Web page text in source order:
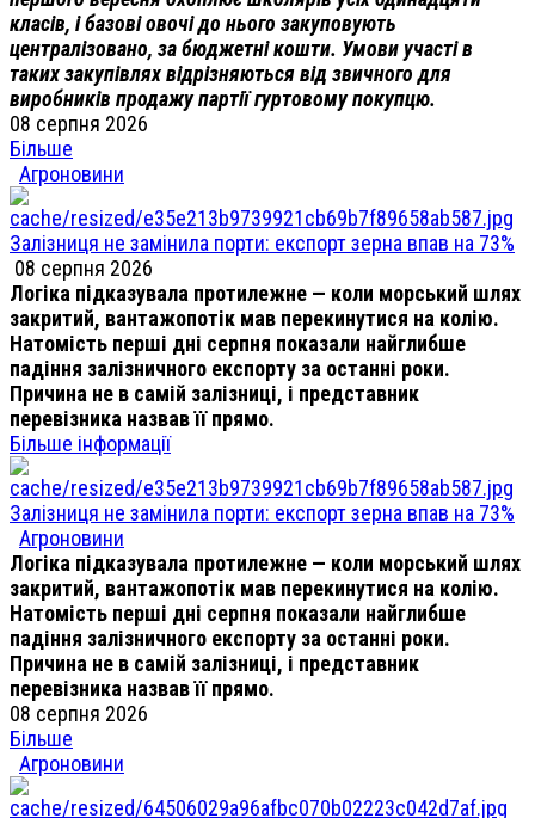
класів, і базові овочі до нього закуповують
централізовано, за бюджетні кошти. Умови участі в
таких закупівлях відрізняються від звичного для
виробників продажу партії гуртовому покупцю.
08 серпня 2026
Більше
Агроновини
Залізниця не замінила порти: експорт зерна впав на 73%
08 серпня 2026
Логіка підказувала протилежне — коли морський шлях
закритий, вантажопотік мав перекинутися на колію.
Натомість перші дні серпня показали найглибше
падіння залізничного експорту за останні роки.
Причина не в самій залізниці, і представник
перевізника назвав її прямо.
Більше інформації
Залізниця не замінила порти: експорт зерна впав на 73%
Агроновини
Логіка підказувала протилежне — коли морський шлях
закритий, вантажопотік мав перекинутися на колію.
Натомість перші дні серпня показали найглибше
падіння залізничного експорту за останні роки.
Причина не в самій залізниці, і представник
перевізника назвав її прямо.
08 серпня 2026
Більше
Агроновини